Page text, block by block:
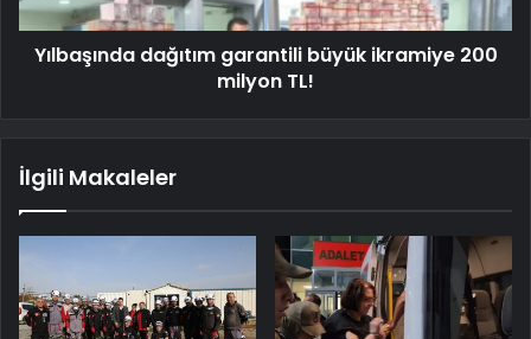
Yılbaşında dağıtım garantili büyük ikramiye 200
milyon TL!
İlgili Makaleler